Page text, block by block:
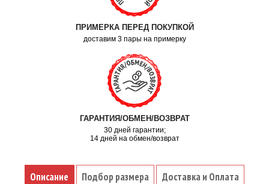
ПРИМЕРКА ПЕРЕД ПОКУПКОЙ
доставим 3 пары на примерку
ГАРАНТИЯ/ОБМЕН/ВОЗВРАТ
30 дней гарантии;
14 дней на обмен/возврат
Описание Подбор размера
Доставка и Оплата